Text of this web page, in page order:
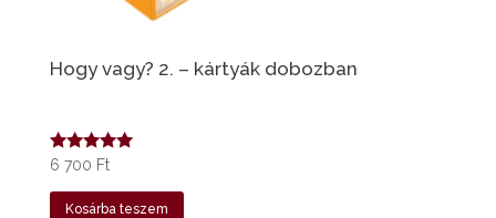
Hogy vagy? 2. – kártyák dobozban
Értékelés:
/ 5
6 700 Ft
Kosárba teszem